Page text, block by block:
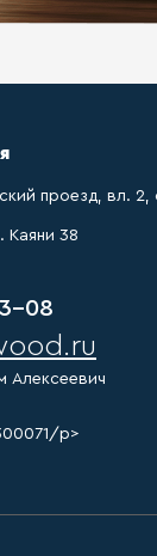
проезд, вл. 2,
Каяни 38
08
Алексеевич
p>